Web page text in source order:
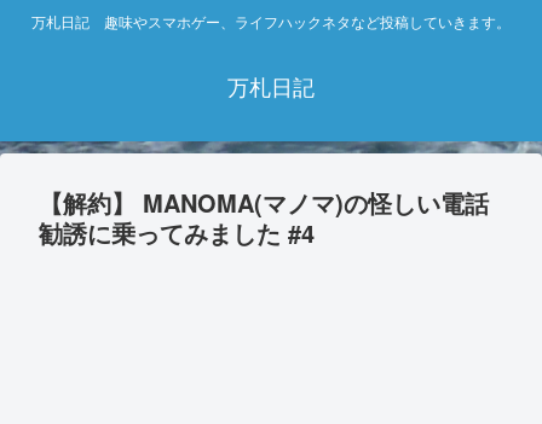
万札日記 趣味やスマホゲー、ライフハックネタなど投稿していきます。
万札日記
【解約】 MANOMA(マノマ)の怪しい電話
勧誘に乗ってみました #4